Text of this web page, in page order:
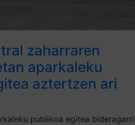
zaharraren
aparkaleku
aztertzen ari
publikoa egitea bideragarri